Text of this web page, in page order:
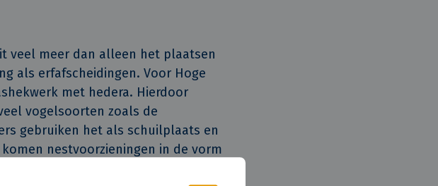
veel meer dan alleen het plaatsen
als erfafscheidingen. Voor Hoge
met hedera. Hierdoor
vogelsoorten zoals de
gebruiken het als schuilplaats en
nestvoorzieningen in de vorm